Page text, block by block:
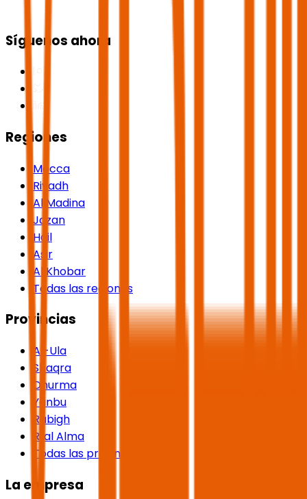
Síguenos ahora
Regiones
Mecca
Riyadh
Al Madina
Jazan
Hail
Asir
Al Khobar
Todas las regiones
Provincias
Al-Ula
Shaqra
Dhurma
Yanbu
Rabigh
Rijal Alma
Todas las provincias
La empresa